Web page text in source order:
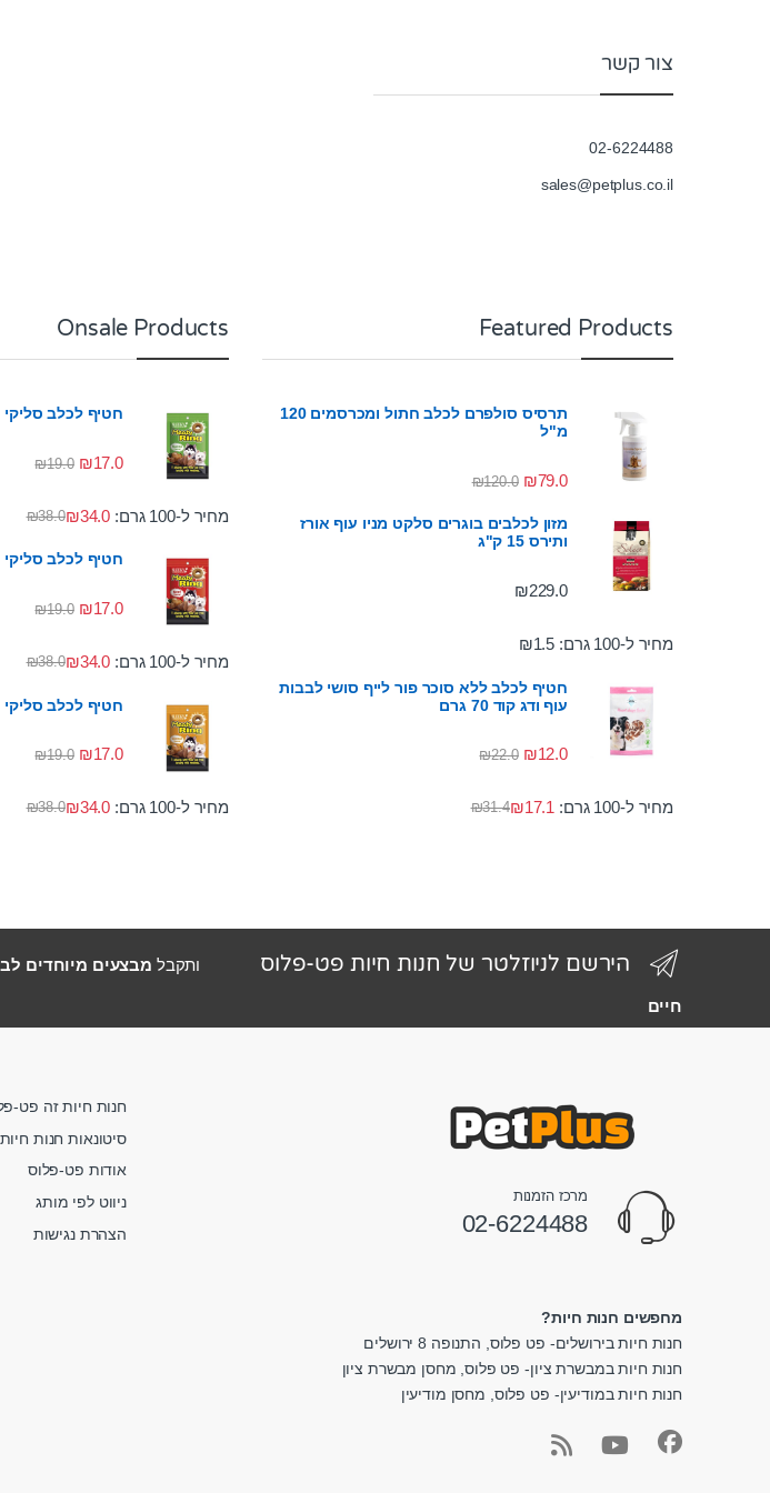
צור קשר
02-6224488
sales@petplus.co.il
Featured Products
תרסיס סולפרם לכלב חתול ומכרסמים 120
מ"ל
₪79.0
₪120.0
מזון לכלבים בוגרים סלקט מניו עוף אורז
ותירס 15 ק"ג
₪229.0
מחיר ל-100 גרם: ₪1.5
חטיף לכלב ללא סוכר פור לייף סושי לבבות
עוף ודג קוד 70 גרם
₪12.0
₪22.0
מחיר ל-100 גרם: ₪31.4₪17.1
Onsale Products
חטיף לכלב סליקי
₪17.0
₪19.0
מחיר ל-100 גרם: ₪38.0₪34.0
חטיף לכלב סליקי
₪17.0
₪19.0
מחיר ל-100 גרם: ₪38.0₪34.0
חטיף לכלב סליקי
₪17.0
₪19.0
מחיר ל-100 גרם: ₪38.0₪34.0
הירשם לניוזלטר של חנות חיות פט-פלוס ותקבל מבצעים מיוחדים
חיים
מרכז הזמנות
02-6224488
מחפשים חנות חיות?
חנות חיות בירושלים- פט פלוס, התנופה 8 ירושלים
חנות חיות במבשרת ציון- פט פלוס, מחסן מבשרת ציון
חנות חיות במודיעין- פט פלוס, מחסן מודיעין
חנות חיות זה פט-
סיטונאות חנות חיות
אודות פט-פלוס
ניווט לפי מותג
הצהרת נגישות